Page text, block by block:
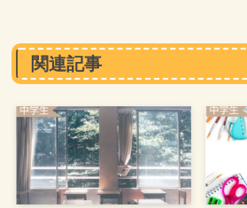
関連記事